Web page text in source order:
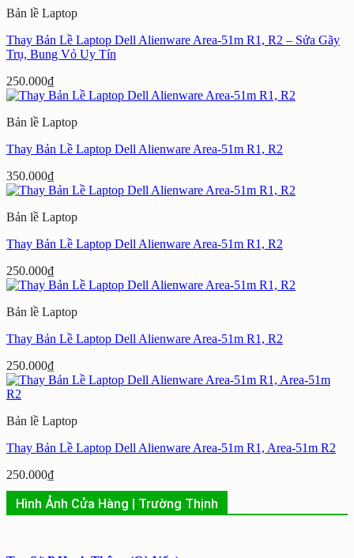
Bản lề Laptop
Thay Bản Lề Laptop Dell Alienware Area-51m R1, R2 – Sửa Gãy
Trụ, Bung Vỏ Uy Tín
250.000₫
Bản lề Laptop
Thay Bản Lề Laptop Dell Alienware Area-51m R1, R2
350.000₫
Bản lề Laptop
Thay Bản Lề Laptop Dell Alienware Area-51m R1, R2
250.000₫
Bản lề Laptop
Thay Bản Lề Laptop Dell Alienware Area-51m R1, R2
250.000₫
Bản lề Laptop
Thay Bản Lề Laptop Dell Alienware Area-51m R1, Area-51m R2
250.000₫
Hình Ảnh Cửa Hàng | Trường Thịnh